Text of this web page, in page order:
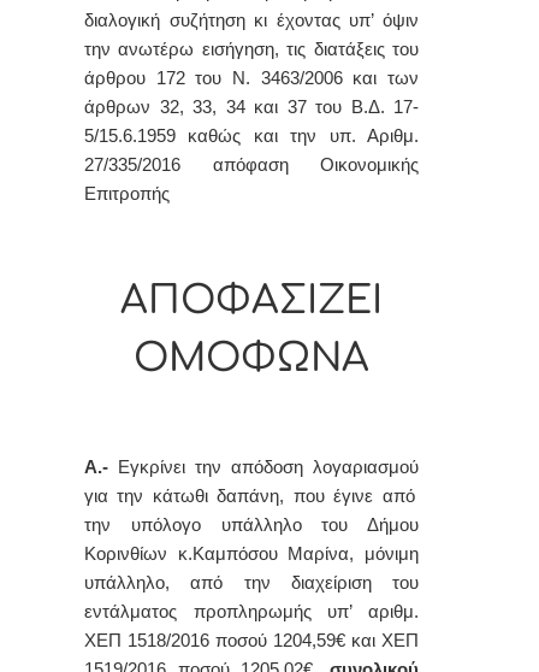
διαλογική συζήτηση κι έχοντας υπ’ όψιν
την ανωτέρω εισήγηση, τις διατάξεις του
άρθρου 172 του Ν. 3463/2006 και των
άρθρων 32, 33, 34 και 37 του Β.Δ. 17-
5/15.6.1959 καθώς και την υπ. Αριθμ.
27/335/2016 απόφαση Οικονομικής
Επιτροπής
ΑΠΟΦΑΣΙΖΕΙ
ΟΜΟΦΩΝΑ
Α.-
Εγκρίνει την απόδοση λογαριασμού
για την κάτωθι δαπάνη, που έγινε από
την υπόλογο υπάλληλο του Δήμου
Κορινθίων κ.Καμπόσου Μαρίνα, μόνιμη
υπάλληλο, από την διαχείριση του
εντάλματος προπληρωμής υπ’ αριθμ.
ΧΕΠ 1518/2016 ποσού 1204,59€ και ΧΕΠ